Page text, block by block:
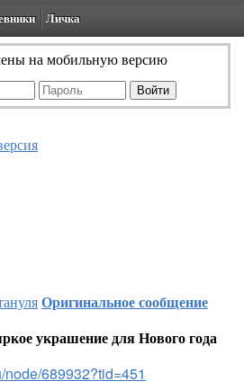
Личка
на мобильную версию
Оригинальное сообщение
украшение для Нового года
node/689932?tid=451